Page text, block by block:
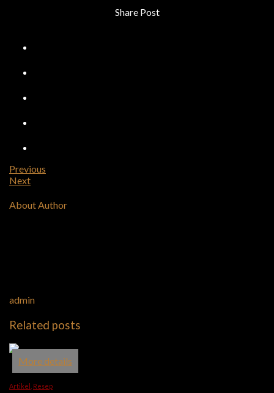
Share Post
Previous
Next
About Author
admin
Related posts
More details
Artikel Resep